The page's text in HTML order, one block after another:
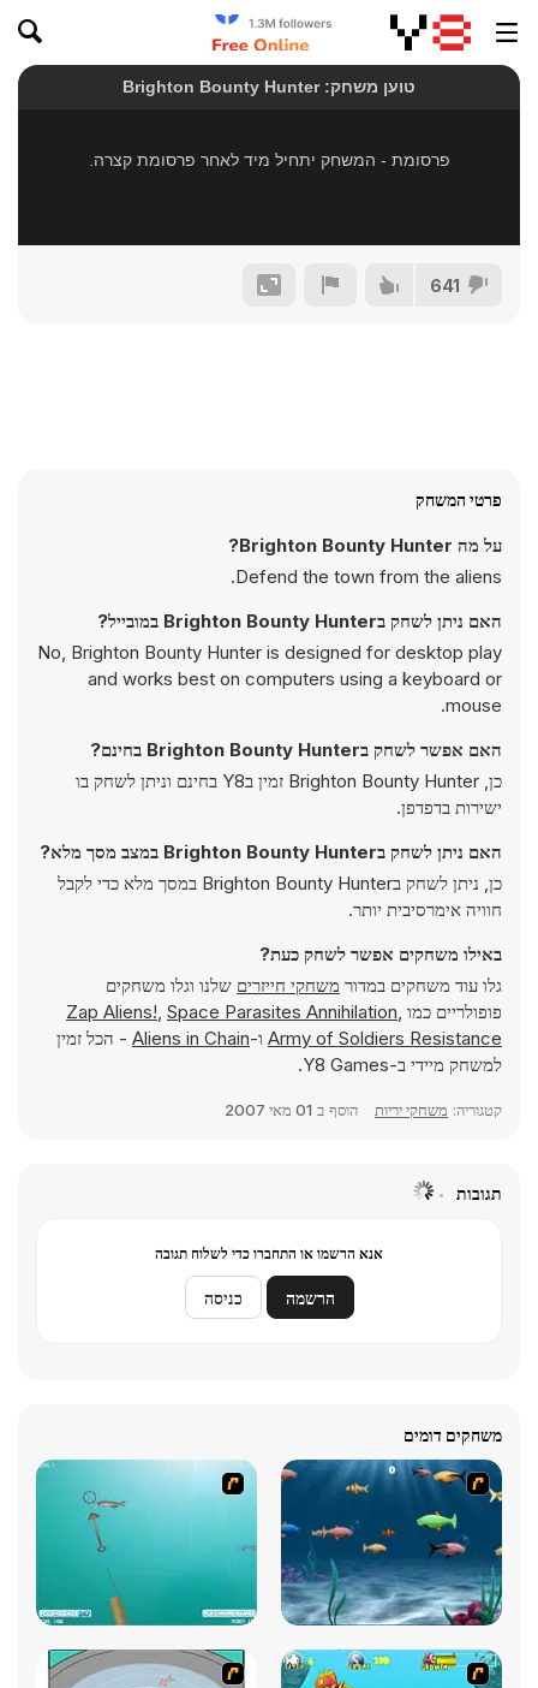
641
פרטי המשחק
על מה Brighton Bounty Hunter?
Defend the town from the aliens.
האם ניתן לשחק בBrighton Bounty Hunter במובייל?
No, Brighton Bounty Hunter is designed for desktop play
and works best on computers using a keyboard or
mouse.
האם אפשר לשחק בBrighton Bounty Hunter בחינם?
כן, Brighton Bounty Hunter זמין בY8 בחינם וניתן לשחק בו
ישירות בדפדפן.
האם ניתן לשחק בBrighton Bounty Hunter במצב מסך מלא?
כן, ניתן לשחק בBrighton Bounty Hunter במסך מלא כדי לקבל
חוויה אימרסיבית יותר.
באילו משחקים אפשר לשחק כעת?
גלו עוד משחקים במדור משחקי חייזרים שלנו וגלו משחקים
פופולריים כמו
Zap Aliens!, Space Parasites Annihilation,
Army of Soldiers Resistance ו-Aliens in Chain - הכל זמין
למשחק מיידי ב-Y8 Games.
קטגוריה: משחקי יריות הוסף ב 01 מאי 2007
תגובות
אנא הרשמו או התחברו כדי לשלוח תגובה
הרשמה כניסה
משחקים דומים